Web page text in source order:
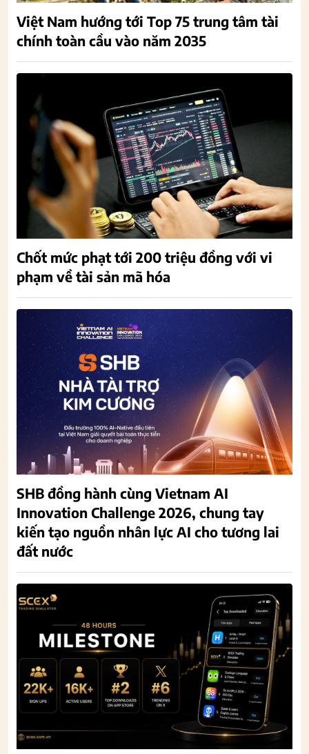
Việt Nam hướng tới Top 75 trung tâm tài
chính toàn cầu vào năm 2035
Chốt mức phạt tới 200 triệu đồng với vi
phạm về tài sản mã hóa
SHB đồng hành cùng Vietnam AI
Innovation Challenge 2026, chung tay
kiến tạo nguồn nhân lực AI cho tương lai
đất nước